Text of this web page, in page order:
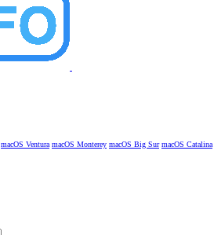
macOS Ventura macOS Monterey macOS Big Sur macOS Catalina